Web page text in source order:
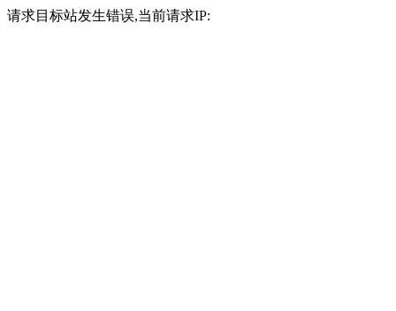
请求目标站发生错误,当前请求IP: